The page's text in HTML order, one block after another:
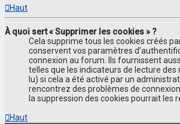
Haut
À quoi sert « Supprimer les cookies » ?
Cela supprime tous les cookies créés
conservent vos paramètres
connexion au forum. Ils fournissent
telles que les indicateurs de lecture des
lu) si cela a été activé par un
rencontrez des problèmes de
la suppression des cookies pourrait les
Haut